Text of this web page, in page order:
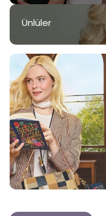
Ünlüler